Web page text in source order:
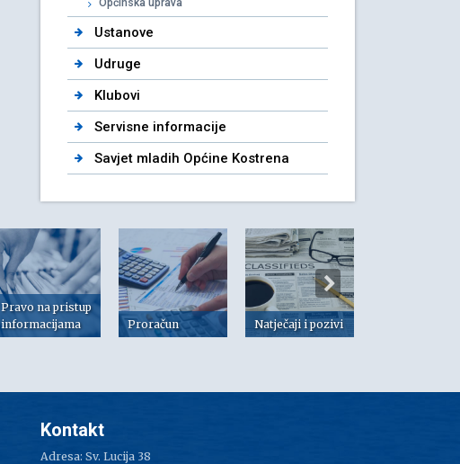
Ustanove
Udruge
Klubovi
Servisne informacije
Savjet mladih Općine Kostrena
Pravo na pristup
informacijama
Proračun Natječaji i pozivi
Kontakt
Adresa: Sv. Lucija 38